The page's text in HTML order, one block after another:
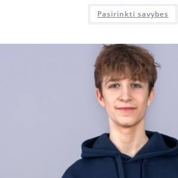
Pasirinkti savybes